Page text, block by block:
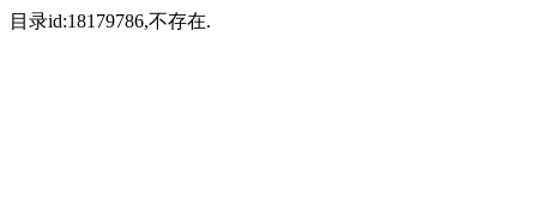
目录id:18179786,不存在.